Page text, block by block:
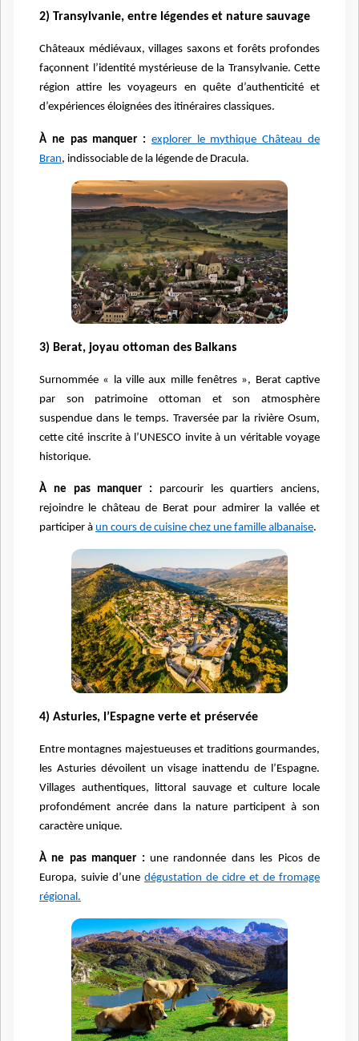
2) Transylvanie, entre légendes et nature sauvage
Châteaux médiévaux, villages saxons et forêts profondes
façonnent l’identité mystérieuse de la Transylvanie. Cette
région attire les voyageurs en quête d’authenticité et
d’expériences éloignées des itinéraires classiques.
À ne pas manquer : explorer le mythique Château de
Bran, indissociable de la légende de Dracula.
3) Berat, joyau ottoman des Balkans
Surnommée « la ville aux mille fenêtres », Berat captive
par son patrimoine ottoman et son atmosphère
suspendue dans le temps. Traversée par la rivière Osum,
cette cité inscrite à l’UNESCO invite à un véritable voyage
historique.
À ne pas manquer : parcourir les quartiers anciens,
rejoindre le château de Berat pour admirer la vallée et
participer à un cours de cuisine chez une famille albanaise.
4) Asturies, l’Espagne verte et préservée
Entre montagnes majestueuses et traditions gourmandes,
les Asturies dévoilent un visage inattendu de l’Espagne.
Villages authentiques, littoral sauvage et culture locale
profondément ancrée dans la nature participent à son
caractère unique.
À ne pas manquer : une randonnée dans les Picos de
Europa, suivie d’une dégustation de cidre et de fromage
régional.